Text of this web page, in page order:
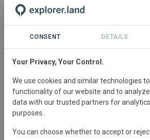
Gräflich von Spee'sche
Forstbetriebe
CONSENT DETAILS
Your Privacy, Your Control.
We use cookies and similar technologies
functionality of our website and to
data with our trusted partners for
purposes.
You can choose whether to accept or